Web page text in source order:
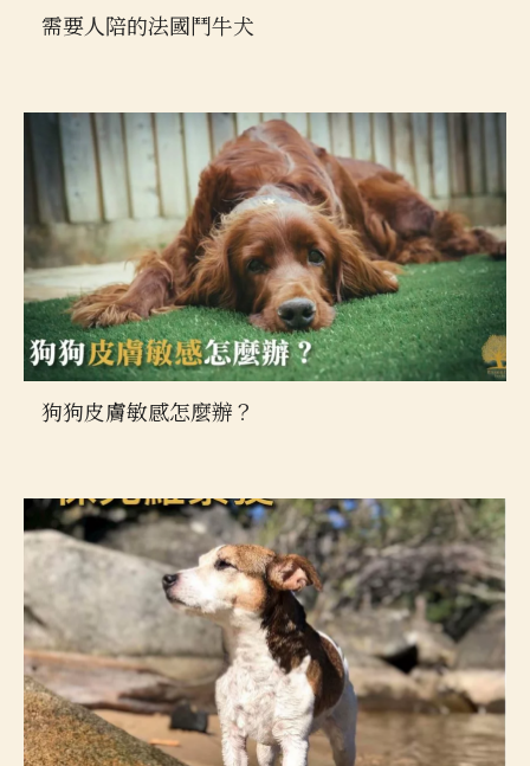
需要人陪的法國鬥牛犬
狗狗皮膚敏感怎麼辦？